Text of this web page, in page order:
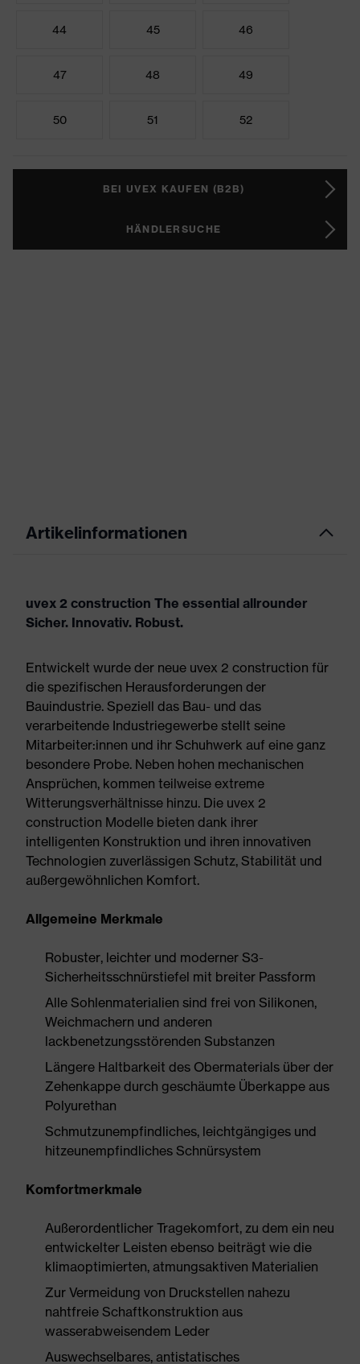
44 45 46
47 48 49
50 51 52
BEI UVEX KAUFEN (B2B)
HÄNDLERSUCHE
Artikelinformationen
uvex 2 construction The essential allrounder
Sicher. Innovativ. Robust.
Entwickelt wurde der neue uvex 2 construction für
die spezifischen Herausforderungen der
Bauindustrie. Speziell das Bau- und das
verarbeitende Industriegewerbe stellt seine
Mitarbeiter:innen und ihr Schuhwerk auf eine ganz
besondere Probe. Neben hohen mechanischen
Ansprüchen, kommen teilweise extreme
Witterungsverhältnisse hinzu. Die uvex 2
construction Modelle bieten dank ihrer
intelligenten Konstruktion und ihren innovativen
Technologien zuverlässigen Schutz, Stabilität und
außergewöhnlichen Komfort.
Allgemeine Merkmale
Robuster, leichter und moderner S3-
Sicherheitsschnürstiefel mit breiter Passform
Alle Sohlenmaterialien sind frei von Silikonen,
Weichmachern und anderen
lackbenetzungsstörenden Substanzen
Längere Haltbarkeit des Obermaterials über der
Zehenkappe durch geschäumte Überkappe aus
Polyurethan
Schmutzunempfindliches, leichtgängiges und
hitzeunempfindliches Schnürsystem
Komfortmerkmale
Außerordentlicher Tragekomfort, zu dem ein neu
entwickelter Leisten ebenso beiträgt wie die
klimaoptimierten, atmungsaktiven Materialien
Zur Vermeidung von Druckstellen nahezu
nahtfreie Schaftkonstruktion aus
wasserabweisendem Leder
Auswechselbares, antistatisches